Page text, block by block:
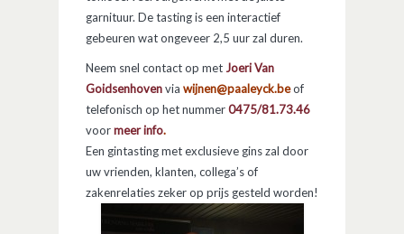
garnituur. De tasting is een interactief
gebeuren wat ongeveer 2,5 uur zal duren.
Neem snel contact op metJoeri Van
Goidsenhovenvia wijnen@paaleyck.beof
telefonisch op het nummer0475/81.73.46
voormeer info.
Een gintasting met exclusieve gins zal door
uw vrienden, klanten, collega’s of
zakenrelaties zeker op prijs gesteld worden!